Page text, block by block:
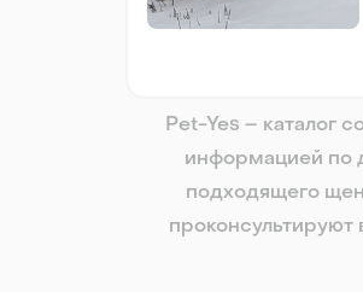
Pet-Yes – каталог
информацией по
подходящего
проконсультируют